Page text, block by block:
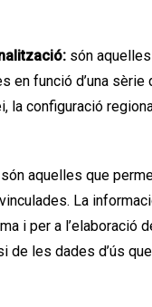
són
en funció d’una
la configuració
són aquelles que
La
i per a l’elaboració
de les dades d’ús